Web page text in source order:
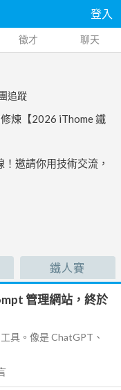
登入
徵才 聊天
追蹤
煉【2026 iThome 鐵
邀請你用技術交流，
鐵人賽
管理網站，終於
具。像是 ChatGPT、